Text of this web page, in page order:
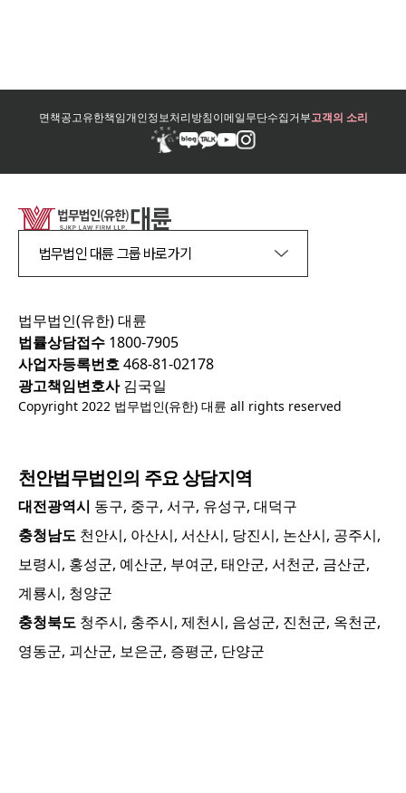
면책공고유한책임개인정보처리방침이메일무단수집거부고객의 소리
법무법인 대륜 그룹 바로가기
법무법인(유한) 대륜
법률상담접수 1800-7905
사업자등록번호468-81-02178
광고책임변호사김국일
Copyright 2022 법무법인(유한) 대륜 all rights reserved
천안법무법인의 주요 상담지역
대전광역시 동구, 중구, 서구, 유성구, 대덕구
충청남도 천안시, 아산시, 서산시, 당진시, 논산시, 공주시,
보령시, 홍성군, 예산군, 부여군, 태안군, 서천군, 금산군,
계룡시, 청양군
충청북도 청주시, 충주시, 제천시, 음성군, 진천군, 옥천군,
영동군, 괴산군, 보은군, 증평군, 단양군